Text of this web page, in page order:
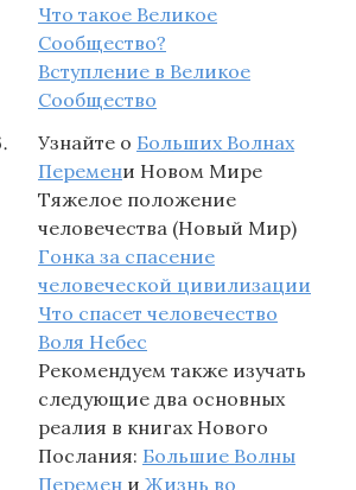
Что такое Великое
Сообщество?
Вступление в Великое
Сообщество
Узнайте о Больших Волнах
Перемени Новом Мире
Тяжелое положение
человечества (Новый Мир)
Гонка за спасение
человеческой цивилизации
Что спасет человечество
Воля Небес
Рекомендуем также изучать
следующие два основных
реалия в книгах Нового
Послания: Большие Волны
Перемен и Жизнь во